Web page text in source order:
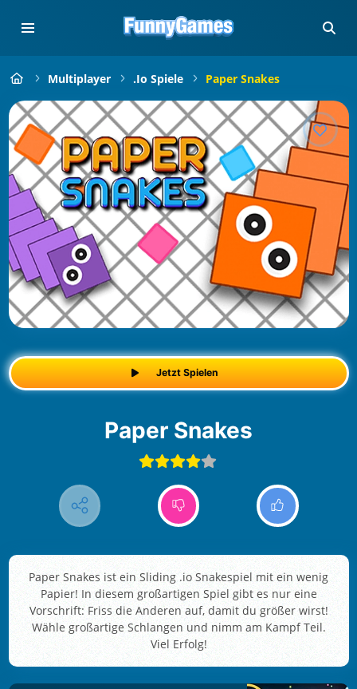
Multiplayer .io Spiele Paper Snakes
Jetzt Spielen
Paper Snakes
Paper Snakes ist ein Sliding .io Snakespiel mit ein wenig
Papier! In diesem großartigen Spiel gibt es nur eine
Vorschrift: Friss die Anderen auf, damit du größer wirst!
Wähle großartige Schlangen und nimm am Kampf Teil.
Viel Erfolg!